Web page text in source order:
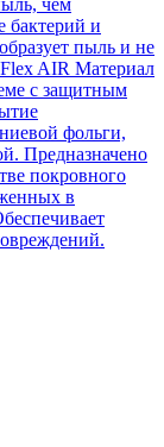
чем
бактерий и
пыль и не
AIR Материал
c защитным
фольги,
Предназначено
покровного
в